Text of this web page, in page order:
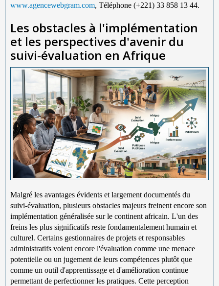
www.agencewebgram.com, Téléphone (+221) 33 858 13 44.
Les obstacles à l'implémentation
et les perspectives d'avenir du
suivi-évaluation en Afrique
Malgré les avantages évidents et largement documentés du
suivi-évaluation, plusieurs obstacles majeurs freinent encore son
implémentation généralisée sur le continent africain. L'un des
freins les plus significatifs reste fondamentalement humain et
culturel. Certains gestionnaires de projets et responsables
administratifs voient encore l'évaluation comme une menace
potentielle ou un jugement de leurs compétences plutôt que
comme un outil d'apprentissage et d'amélioration continue
permettant de perfectionner les pratiques. Cette perception